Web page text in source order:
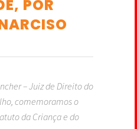
POR
– Juiz de Direito do
comemoramos o
da Criança e do